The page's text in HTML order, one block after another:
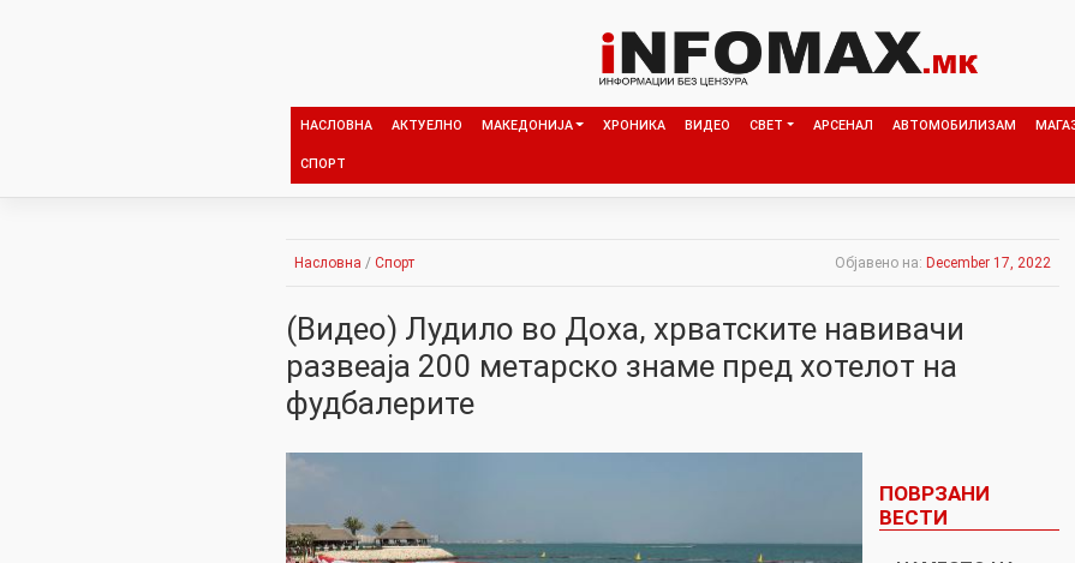
НАСЛОВНА АКТУЕЛНО МАКЕДОНИЈА ХРОНИКА ВИДЕО СВЕТ АРСЕНАЛ АВТОМОБИЛИЗАМ
СПОРТ
Насловна / Спорт Објавено на: December 17, 2022
(Видео) Лудило во Доха, хрватските навивачи
развеаја 200 метарско знаме пред хотелот на
фудбалерите
ПОВРЗАНИ
ВЕСТИ